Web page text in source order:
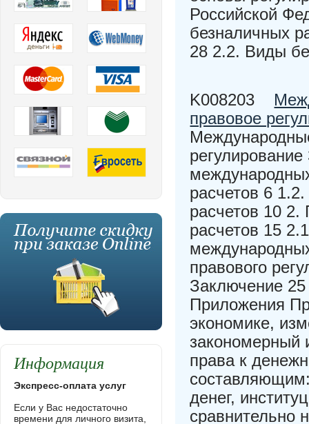
Российской
безналичных
28 2.2. Виды
K008203
правовое
расчетов 6
расчетов 10
расчетов 15
правового
Заключение
Приложения
экономике,
закономерный
права к
денег,
сравнительно
Информация
Экспресс-оплата услуг
Если у Вас недостаточно
времени для личного визита,